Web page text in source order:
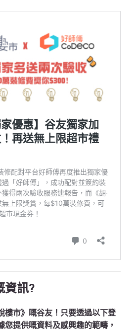
資訊?
市》嘅谷友！只要透過以下登
您提供嘅資料及感興趣的範疇，